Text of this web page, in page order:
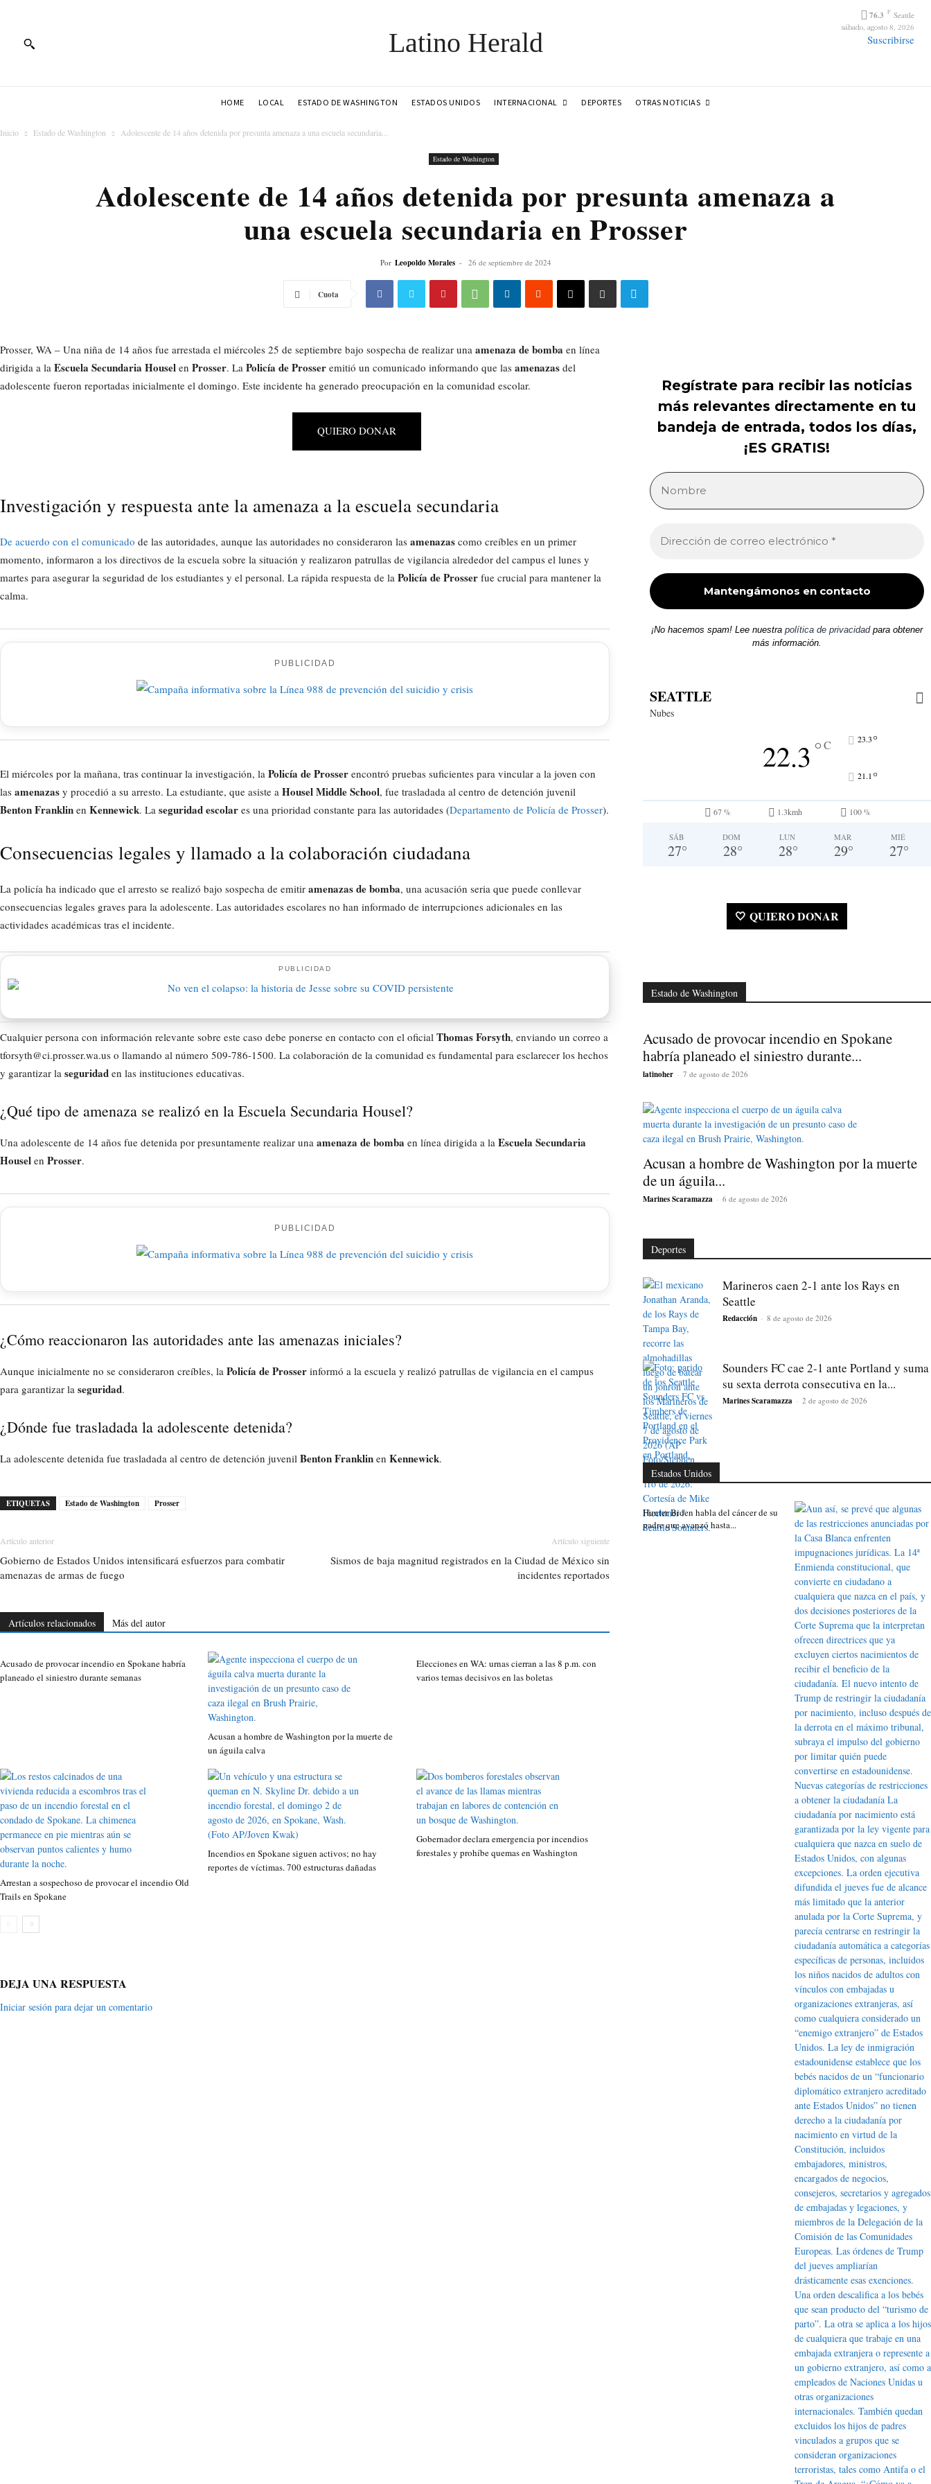
Latino Herald
76.3 F Seattle
sábado, agosto 8, 2026
Suscribirse
HOME LOCAL ESTADO DE WASHINGTON ESTADOS UNIDOS INTERNACIONAL DEPORTES OTRAS NOTICIAS
Inicio Estado de Washington Adolescente de 14 años detenida por presunta amenaza a una escuela secundaria...
Estado de Washington
Adolescente de 14 años detenida por presunta amenaza a
una escuela secundaria en Prosser
Por Leopoldo Morales - 26 de septiembre de 2024
Cuota
Prosser, WA – Una niña de 14 años fue arrestada el miércoles 25 de septiembre bajo sospecha de realizar una amenaza de bomba en línea
dirigida a la Escuela Secundaria Housel en Prosser. La Policía de Prosser emitió un comunicado informando que las amenazas del
adolescente fueron reportadas inicialmente el domingo. Este incidente ha generado preocupación en la comunidad escolar.
QUIERO DONAR
Investigación y respuesta ante la amenaza a la escuela secundaria
De acuerdo con el comunicado de las autoridades, aunque las autoridades no consideraron las amenazas como creíbles en un primer
momento, informaron a los directivos de la escuela sobre la situación y realizaron patrullas de vigilancia alrededor del campus el lunes y
martes para asegurar la seguridad de los estudiantes y el personal. La rápida respuesta de la Policía de Prosser fue crucial para mantener la
calma.
PUBLICIDAD
El miércoles por la mañana, tras continuar la investigación, la Policía de Prosser encontró pruebas suficientes para vincular a la joven con
las amenazas y procedió a su arresto. La estudiante, que asiste a Housel Middle School, fue trasladada al centro de detención juvenil
Benton Franklin en Kennewick. La seguridad escolar es una prioridad constante para las autoridades (Departamento de Policía de Prosser).
Consecuencias legales y llamado a la colaboración ciudadana
La policía ha indicado que el arresto se realizó bajo sospecha de emitir amenazas de bomba, una acusación seria que puede conllevar
consecuencias legales graves para la adolescente. Las autoridades escolares no han informado de interrupciones adicionales en las
actividades académicas tras el incidente.
PUBLICIDAD
Cualquier persona con información relevante sobre este caso debe ponerse en contacto con el oficial Thomas Forsyth, enviando un correo a
tforsyth@ci.prosser.wa.us o llamando al número 509-786-1500. La colaboración de la comunidad es fundamental para esclarecer los hechos
y garantizar la seguridad en las instituciones educativas.
¿Qué tipo de amenaza se realizó en la Escuela Secundaria Housel?
Una adolescente de 14 años fue detenida por presuntamente realizar una amenaza de bomba en línea dirigida a la Escuela Secundaria
Housel en Prosser.
PUBLICIDAD
¿Cómo reaccionaron las autoridades ante las amenazas iniciales?
Aunque inicialmente no se consideraron creíbles, la Policía de Prosser informó a la escuela y realizó patrullas de vigilancia en el campus
para garantizar la seguridad.
¿Dónde fue trasladada la adolescente detenida?
La adolescente detenida fue trasladada al centro de detención juvenil Benton Franklin en Kennewick.
ETIQUETAS Estado de Washington Prosser
Artículo anterior
Gobierno de Estados Unidos intensificará esfuerzos para combatir
amenazas de armas de fuego
Artículo siguiente
Sismos de baja magnitud registrados en la Ciudad de México sin
incidentes reportados
Artículos relacionados Más del autor
Acusado de provocar incendio en Spokane habría
planeado el siniestro durante semanas
Acusan a hombre de Washington por la muerte de
un águila calva
Elecciones en WA: urnas cierran a las 8 p.m. con
varios temas decisivos en las boletas
Arrestan a sospechoso de provocar el incendio Old
Trails en Spokane
Incendios en Spokane siguen activos; no hay
reportes de víctimas. 700 estructuras dañadas
Gobernador declara emergencia por incendios
forestales y prohíbe quemas en Washington
DEJA UNA RESPUESTA
Iniciar sesión para dejar un comentario
Regístrate para recibir las noticias
más relevantes directamente en tu
bandeja de entrada, todos los días,
¡ES GRATIS!
¡No hacemos spam! Lee nuestra política de privacidadpara obtener
más información.
SEATTLE
Nubes
22.3°C 23.3°
21.1°
67 % 1.3kmh 100 %
SÁB
27°
DOM
28°
LUN
28°
MAR
29°
MIÉ
27°
🤍 QUIERO DONAR
Estado de Washington
Acusado de provocar incendio en Spokane
habría planeado el siniestro durante...
latinoher - 7 de agosto de 2026
Acusan a hombre de Washington por la muerte
de un águila...
Marines Scaramazza - 6 de agosto de 2026
Deportes
Marineros caen 2-1 ante los Rays en
Seattle
Redacción - 8 de agosto de 2026
Sounders FC cae 2-1 ante Portland y suma
su sexta derrota consecutiva en la...
Marines Scaramazza - 2 de agosto de 2026
Estados Unidos
Hunter Biden habla del cáncer de su
padre que avanzó hasta...